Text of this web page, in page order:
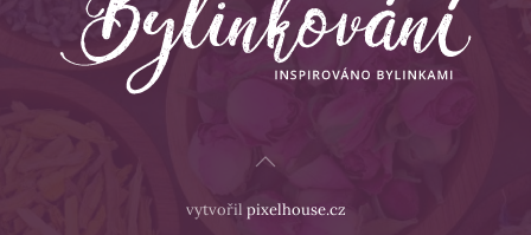
vytvořil pixelhouse.cz